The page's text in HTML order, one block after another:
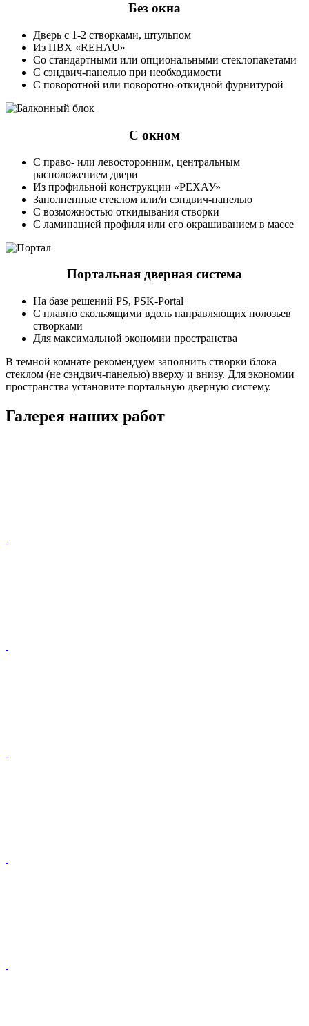
Без окна
Дверь с 1-2 створками, штульпом
Из ПВХ «REHAU»
Со стандартными или опциональными стеклопакетами
С сэндвич-панелью при необходимости
С поворотной или поворотно-откидной фурнитурой
С окном
С право- или левосторонним, центральным
расположением двери
Из профильной конструкции «РЕХАУ»
Заполненные стеклом или/и сэндвич-панелью
С возможностью откидывания створки
С ламинацией профиля или его окрашиванием в массе
Портальная дверная система
На базе решений PS, PSK-Portal
С плавно скользящими вдоль направляющих полозьев
створками
Для максимальной экономии пространства
В темной комнате рекомендуем заполнить створки блока
стеклом (не сэндвич-панелью) вверху и внизу. Для экономии
пространства установите портальную дверную систему.
Галерея наших работ